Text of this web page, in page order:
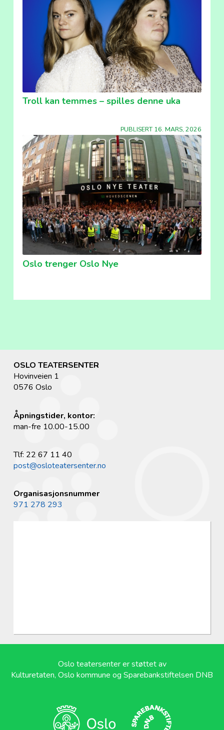
Troll kan temmes – spilles denne uka
PUBLISERT 16. MARS, 2026
Oslo trenger Oslo Nye
OSLO TEATERSENTER
Hovinveien 1
0576 Oslo
Åpningstider, kontor:
man-fre 10.00-15.00
Tlf: 22 67 11 40
post@osloteatersenter.no
Organisasjonsnummer
971 278 293
Oslo teatersenter er støttet av
Kulturetaten, Oslo kommune og Sparebankstiftelsen DNB